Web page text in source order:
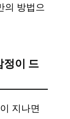
의 방법으
정이 드
지나면